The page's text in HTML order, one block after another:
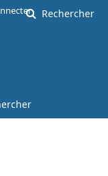
Rechercher